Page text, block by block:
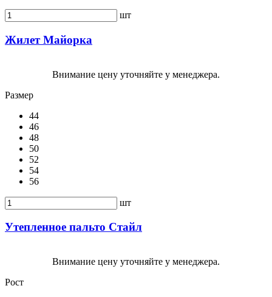
шт
Жилет Майорка
Внимание цену уточняйте у менеджера.
Размер
44
46
48
50
52
54
56
шт
Утепленное пальто Стайл
Внимание цену уточняйте у менеджера.
Рост